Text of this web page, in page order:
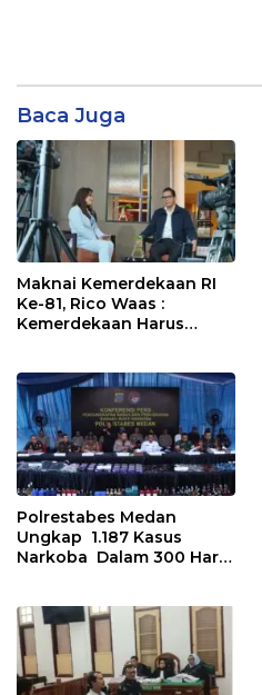
Baca Juga
Maknai Kemerdekaan RI
Ke-81, Rico Waas :
Kemerdekaan Harus
Pelayanan Primer
Polrestabes Medan
Ungkap 1.187 Kasus
Narkoba Dalam 300 Hari